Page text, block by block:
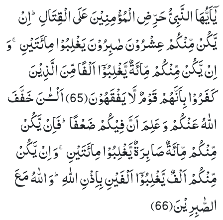
یٰۤاَیُّهَا النَّبِیُّ حَرِّضِ الْمُؤْمِنِیْنَ عَلَى الْقِتَالِؕ-اِنْ
یَّكُنْ مِّنْكُمْ عِشْرُوْنَ صٰبِرُوْنَ یَغْلِبُوْا مِائَتَیْنِۚ-وَ
اِنْ یَّكُنْ مِّنْكُمْ مِّائَةٌ یَّغْلِبُوْۤا اَلْفًا مِّنَ الَّذِیْنَ
كَفَرُوْا بِاَنَّهُمْ قَوْمٌ لَّا یَفْقَهُوْنَ(65) اَلْــٴٰـنَ خَفَّفَ
اللّٰهُ عَنْكُمْ وَ عَلِمَ اَنَّ فِیْكُمْ ضَعْفًاؕ-فَاِنْ یَّكُنْ
مِّنْكُمْ مِّائَةٌ صَابِرَةٌ یَّغْلِبُوْا مِائَتَیْنِۚ-وَ اِنْ یَّكُنْ
مِّنْكُمْ اَلْفٌ یَّغْلِبُوْۤا اَلْفَیْنِ بِاِذْنِ اللّٰهِؕ-وَ اللّٰهُ مَعَ
الصّٰبِرِیْنَ(66)